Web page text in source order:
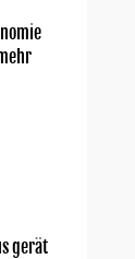
gerät